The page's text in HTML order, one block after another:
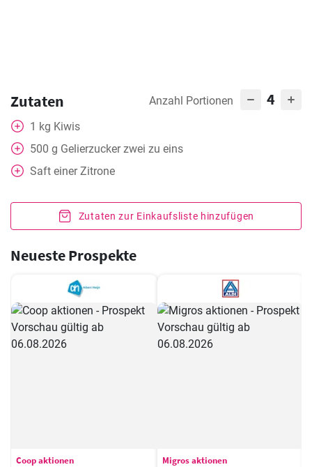
Zutaten Anzahl Portionen 4
1 kg Kiwis
500 g Gelierzucker zwei zu eins
Saft einer Zitrone
Zutaten zur Einkaufsliste hinzufügen
Neueste Prospekte
Coop aktionen Migros aktionen